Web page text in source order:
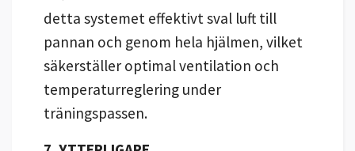
detta systemet effektivt sval luft till
pannan och genom hela hjälmen, vilket
säkerställer optimal ventilation och
temperaturreglering under
träningspassen.